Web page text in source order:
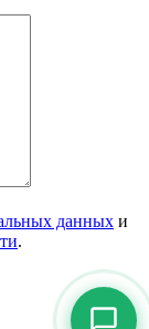
данных и
.